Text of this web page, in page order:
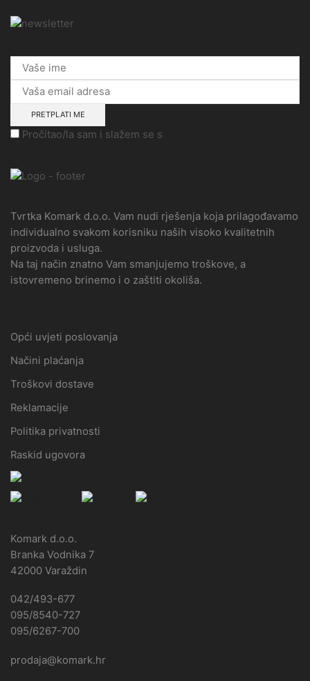
Pročitao/la sam i slažem se s
Tvrtka Komark d.o.o. Vam nudi rješenja koja prilagođavamo
individualno svakom korisniku naših visoko kvalitetnih
proizvoda i usluga.
Na taj način znatno Vam smanjujemo troškove, a
istovremeno brinemo i o zaštiti okoliša.
Opći uvjeti poslovanja
Načini plaćanja
Troškovi dostave
Reklamacije
Politika privatnosti
Raskid ugovora
Komark d.o.o.
Branka Vodnika 7
42000 Varaždin
042/493-677
095/8540-727
095/6267-700
prodaja@komark.hr